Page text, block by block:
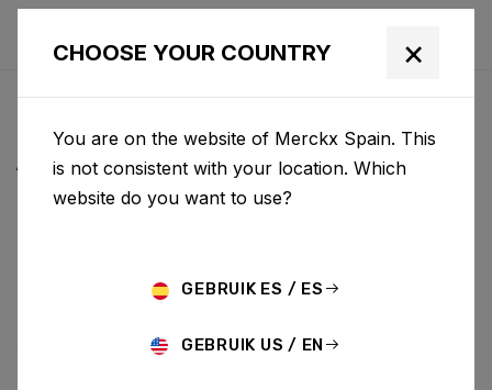
NOTICIAS Y
ACTUALIZACIONES
RESEARCH NEWS PROMO
CHOOSE YOUR COUNTRY ×
You are on the website of Merckx Spain. This
is not consistent with your location. Which
website do you want to use?
GEBRUIK ES / ES
GEBRUIK US / EN